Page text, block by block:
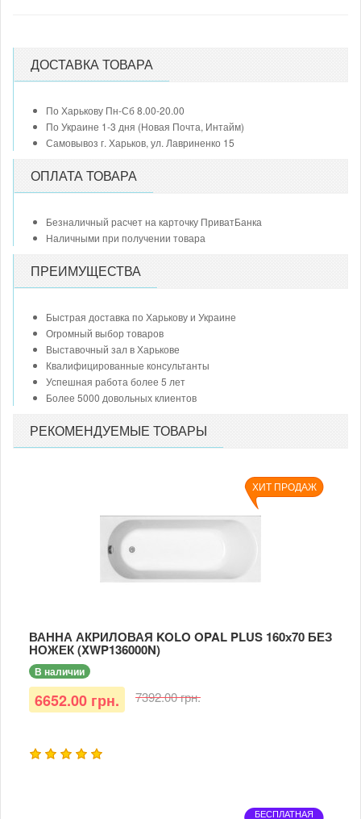
ДОСТАВКА ТОВАРА
По Харькову Пн-Сб 8.00-20.00
По Украине 1-3 дня (Новая Почта, Интайм)
Самовывоз г. Харьков, ул. Лавриненко 15
ОПЛАТА ТОВАРА
Безналичный расчет на карточку ПриватБанка
Наличными при получении товара
ПРЕИМУЩЕСТВА
Быстрая доставка по Харькову и Украине
Огромный выбор товаров
Выставочный зал в Харькове
Квалифицированные консультанты
Успешная работа более 5 лет
Более 5000 довольных клиентов
РЕКОМЕНДУЕМЫЕ ТОВАРЫ
ХИТ ПРОДАЖ
ВАННА АКРИЛОВАЯ KOLO OPAL PLUS 160х70 БЕЗ
НОЖЕК (XWP136000N)
В наличии
6652.00 грн. 7392.00 грн.
БЕСПЛАТНАЯ